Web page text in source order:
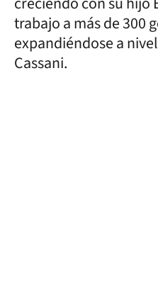
trabajo a más de 300
expandiéndose a
Cassani.